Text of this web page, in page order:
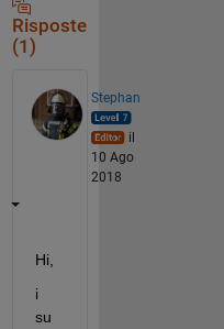
Risposte
(1)
Stephan
il
10 Ago
2018
Hi,
i
su